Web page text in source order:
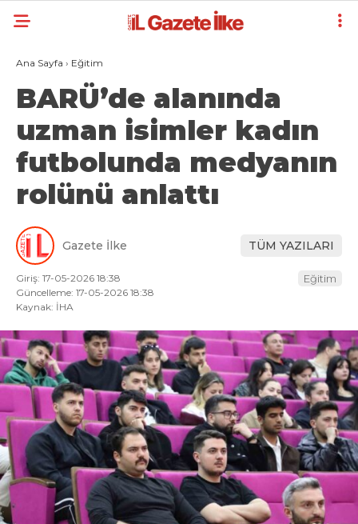
Ana Sayfa › Eğitim
BARÜ’de alanında
uzman isimler kadın
futbolunda medyanın
rolünü anlattı
Gazete İlke TÜM YAZILARI
Giriş: 17-05-2026 18:38
Güncelleme: 17-05-2026 18:38
Kaynak: İHA
Eğitim